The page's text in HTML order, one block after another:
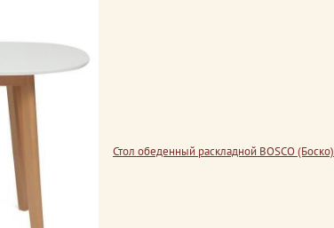
Стол обеденный раскладной BOSCO (Боско)